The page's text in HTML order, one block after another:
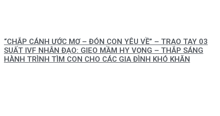
“CHẮP CÁNH ƯỚC MƠ – ĐÓN CON YÊU VỀ” – TRAO TAY 03
SUẤT IVF NHÂN ĐẠO: GIEO MẦM HY VỌNG – THẮP SÁNG
HÀNH TRÌNH TÌM CON CHO CÁC GIA ĐÌNH KHÓ KHĂN